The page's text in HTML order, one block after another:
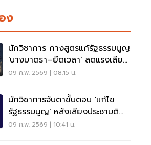
ง
นักวิชาการ กางสูตรแก้รัฐธรรมนูญ
'บางมาตรา–ยืดเวลา' ลดแรงเสียด
ทานการเมือง
09 ก.พ. 2569 | 08:15 น.
นักวิชาการจับตาขั้นตอน 'แก้ไข
รัฐธรรมนูญ' หลังเสียงประชามติ
เห็นชอบ
09 ก.พ. 2569 | 10:41 น.